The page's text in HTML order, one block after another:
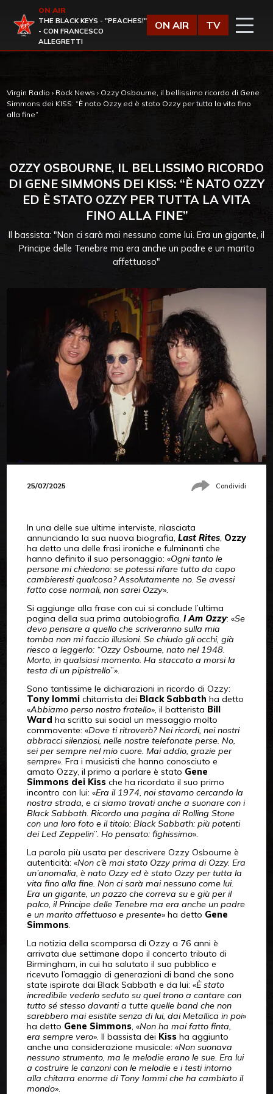
Virgin Radio
ON AIR
THE BLACK KEYS - "PEACHES!"
- CON FRANCESCO
ALLEGRETTI
ON AIR TV
Virgin Radio › Rock News › Ozzy Osbourne, il bellissimo ricordo di Gene
Simmons dei KISS: “È nato Ozzy ed è stato Ozzy per tutta la vita fino
alla fine”
OZZY OSBOURNE, IL BELLISSIMO RICORDO
DI GENE SIMMONS DEI KISS: “È NATO OZZY
ED È STATO OZZY PER TUTTA LA VITA
FINO ALLA FINE”
Il bassista: "Non ci sarà mai nessuno come lui. Era un gigante, il
Principe delle Tenebre ma era anche un padre e un marito
affettuoso"
25/07/2025 Condividi
In una delle sue ultime interviste, rilasciata
annunciando la sua nuova biografia, Last Rites, Ozzy
ha detto una delle frasi ironiche e fulminanti che
hanno definito il suo personaggio: «Ogni tanto le
persone mi chiedono: se potessi rifare tutto da capo
cambieresti qualcosa? Assolutamente no. Se avessi
fatto cose normali, non sarei Ozzy».
Si aggiunge alla frase con cui si conclude l’ultima
pagina della sua prima autobiografia, I Am Ozzy: «Se
devo pensare a quello che scriveranno sulla mia
tomba non mi faccio illusioni. Se chiudo gli occhi, già
riesco a leggerlo: “Ozzy Osbourne, nato nel 1948.
Morto, in qualsiasi momento. Ha staccato a morsi la
testa di un pipistrello”».
Sono tantissime le dichiarazioni in ricordo di Ozzy:
Tony Iommichitarrista dei Black Sabbath ha detto
«Abbiamo perso nostro fratello», il batterista Bill
Ward ha scritto sui social un messaggio molto
commovente: «Dove ti ritroverò? Nei ricordi, nei nostri
abbracci silenziosi, nelle nostre telefonate perse. No,
sei per sempre nel mio cuore. Mai addio, grazie per
sempre». Fra i musicisti che hanno conosciuto e
amato Ozzy, il primo a parlare è stato Gene
Simmons dei Kissche ha ricordato il suo primo
incontro con lui: «Era il 1974, noi stavamo cercando la
nostra strada, e ci siamo trovati anche a suonare con i
Black Sabbath. Ricordo una pagina di Rolling Stone
con una loro foto e il titolo: Black Sabbath: più potenti
dei Led Zeppelin”. Ho pensato: fighissimo».
La parola più usata per descrivere Ozzy Osbourne è
autenticità: «Non c’è mai stato Ozzy prima di Ozzy. Era
un’anomalia, è nato Ozzy ed è stato Ozzy per tutta la
vita fino alla fine. Non ci sarà mai nessuno come lui.
Era un gigante, un pazzo che correva su e giù per il
palco, il Principe delle Tenebre ma era anche un padre
e un marito affettuoso e presente» ha detto Gene
Simmons.
La notizia della scomparsa di Ozzy a 76 anni è
arrivata due settimane dopo il concerto tributo di
Birmingham, in cui ha salutato il suo pubblico e
ricevuto l’omaggio di generazioni di band che sono
state ispirate dai Black Sabbath e da lui: «È stato
incredibile vederlo seduto su quel trono a cantare con
tutto sé stesso davanti a tutte quelle band che non
sarebbero mai esistite senza di lui, dai Metallica in poi»
ha detto Gene Simmons, «Non ha mai fatto finta,
era sempre vero». Il bassista dei Kissha aggiunto
anche una considerazione musicale: «Non suonava
nessuno strumento, ma le melodie erano le sue. Era lui
a costruire le canzoni con le melodie e i testi intorno
alla chitarra enorme di Tony Iommi che ha cambiato il
mondo».